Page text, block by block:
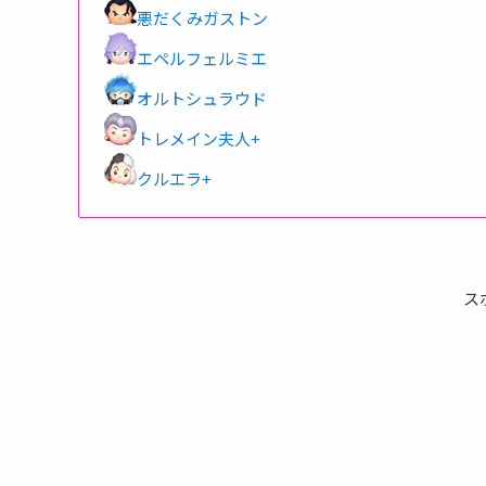
悪だくみガストン
エペルフェルミエ
オルトシュラウド
トレメイン夫人+
クルエラ+
ス